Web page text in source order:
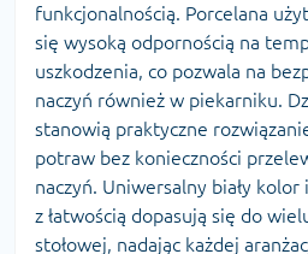
funkcjonalnością. Porcelana
się wysoką odpornością na
uszkodzenia, co pozwala na
naczyń również w piekarniku.
stanowią praktyczne
potraw bez konieczności
naczyń. Uniwersalny biały kolor
z łatwością dopasują się do
stołowej, nadając każdej